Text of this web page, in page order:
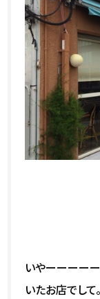
いやーーーー
いたお店でして。